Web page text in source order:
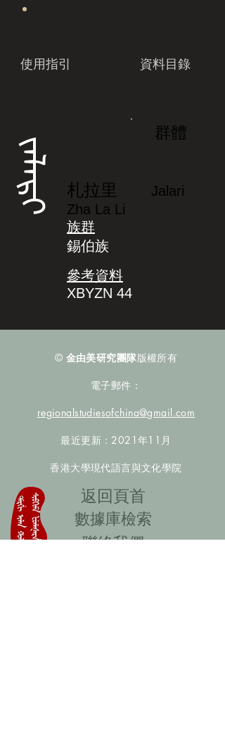
使用指引 資料目錄
ᠵᠠᠯᠠᡵᡳ
群體
札拉里
Jalari
Zha La Li
族群
錫伯族
參考資料
XBYZN 44
© 金由美研究團隊版權所有
電子郵件：
regionalstudiesofchina@gmail.com
最近更新：2021年11月
香港大學現代語言與文化學院
​返回頁首
數據庫檢索
聯絡我們